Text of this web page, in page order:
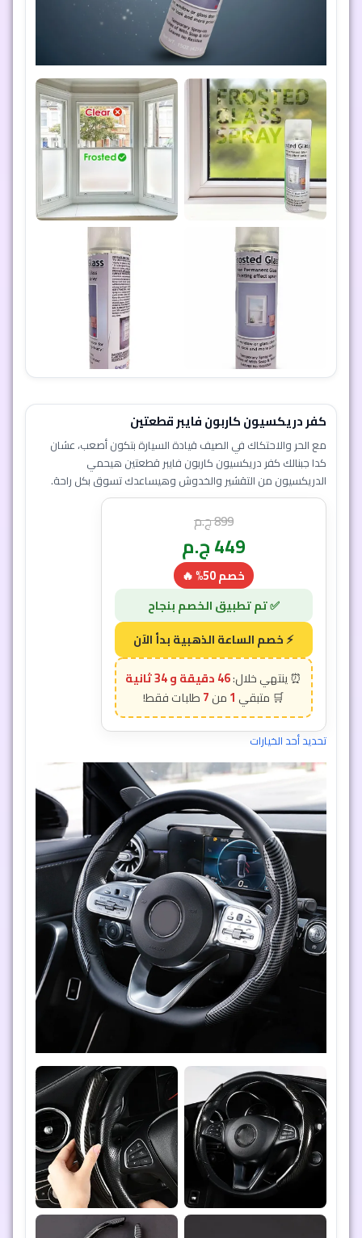
كفر دريكسيون كاربون فايبر قطعتين
مع الحر والاحتكاك في الصيف قيادة السيارة بتكون أصعب، عشان
كدا جبنالك كفر دريكسيون كاربون فايبر قطعتين هيحمي
الدريكسيون من التقشير والخدوش وهيساعدك تسوق بكل راحة.
899ج.م
449ج.م
خصم 50% 🔥
46 دقيقة و 31 ثانية
1
7
تحديد أحد الخيارات